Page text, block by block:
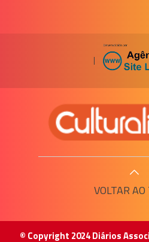
|
VOLTAR AO
© Copyright 2024 Diários